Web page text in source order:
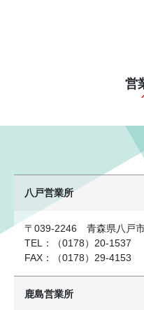
営
八戸営業所
〒039-2246 青森県八戸
TEL：（0178）20-1537
FAX：（0178）29-4153
鹿島営業所